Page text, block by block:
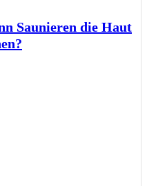
Saunieren die Haut